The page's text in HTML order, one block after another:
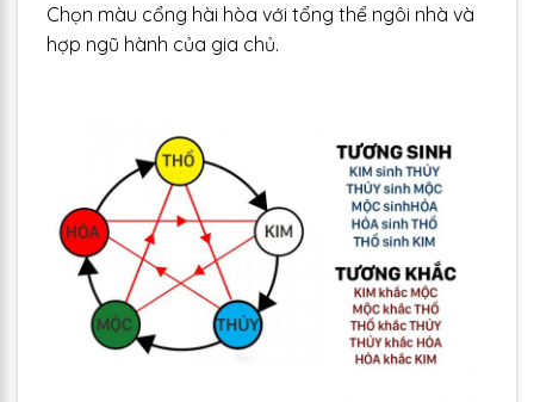
Chọn màu cổng hài hòa với tổng thể ngôi nhà và
hợp ngũ hành của gia chủ.